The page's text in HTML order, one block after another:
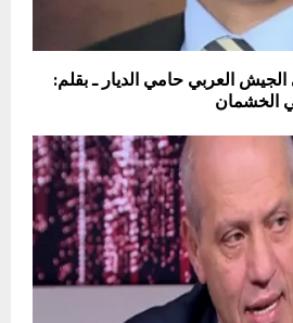
العربي حامي الديار ـ بقلم:
الخشمان